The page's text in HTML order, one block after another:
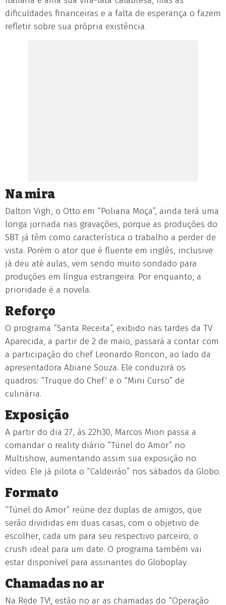
dificuldades financeiras e a falta de esperança o fazem
refletir sobre sua própria existência.
Na mira
Dalton Vigh, o Otto em “Poliana Moça”, ainda terá uma
longa jornada nas gravações, porque as produções do
SBT já têm como característica o trabalho a perder de
vista. Porém o ator que é fluente em inglês, inclusive
já deu até aulas, vem sendo muito sondado para
produções em língua estrangeira. Por enquanto, a
prioridade é a novela.
Reforço
O programa “Santa Receita”, exibido nas tardes da TV
Aparecida, a partir de 2 de maio, passará a contar com
a participação do chef Leonardo Roncon, ao lado da
apresentadora Abiane Souza. Ele conduzirá os
quadros: “Truque do Chef‘ e o “Mini Curso” de
culinária.
Exposição
A partir do dia 27, às 22h30, Marcos Mion passa a
comandar o reality diário “Túnel do Amor” no
Multishow, aumentando assim sua exposição no
vídeo. Ele já pilota o “Caldeirão” nos sábados da Globo.
Formato
“Túnel do Amor” reúne dez duplas de amigos, que
serão divididas em duas casas, com o objetivo de
escolher, cada um para seu respectivo parceiro, o
crush ideal para um date. O programa também vai
estar disponível para assinantes do Globoplay.
Chamadas no ar
Na Rede TV!, estão no ar as chamadas do “Operação